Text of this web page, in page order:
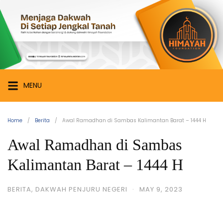
to
content
Himayah
Foundation
Menjaga
Dakwah
di
Setiap
Jengkal
MENU
Home Berita Awal Ramadhan di Sambas Kalimantan Barat – 1444 H
Awal Ramadhan di Sambas
Kalimantan Barat – 1444 H
BERITA, DAKWAH PENJURU NEGERI · MAY 9, 2023